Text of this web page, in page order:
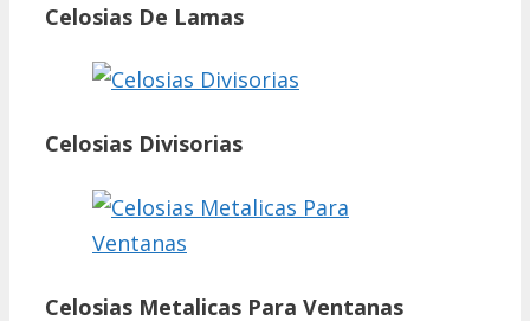
Celosias De Lamas
Celosias Divisorias
Celosias Metalicas Para Ventanas